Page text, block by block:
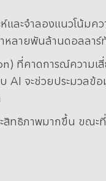
ละจำลองแนวโน้มค
ลายพันล้านดอลลาร์
ที่คาดการณ์ความเ
บ AI จะช่วยประมวล
สิทธิภาพมากขึ้น ขณะ